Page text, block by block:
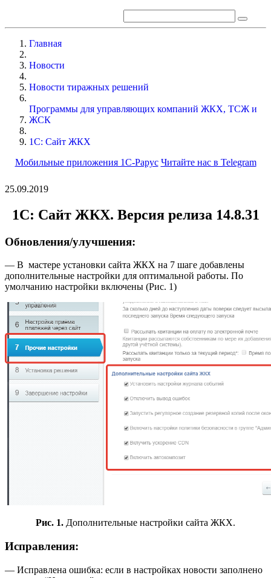
Главная
Новости
Новости тиражных решений
Программы для управляющих компаний ЖКХ, ТСЖ и
ЖСК
1С: Сайт ЖКХ
Мобильные приложения 1С-Рарус Читайте нас в Telegram
25.09.2019
1С: Сайт ЖКХ. Версия релиза 14.8.31
Обновления/улучшения:
— В мастере установки сайта ЖКХ на 7 шаге добавлены
дополнительные настройки для оптимальной работы. По
умолчанию настройки включены (Рис. 1)
Рис. 1. Дополнительные настройки сайта ЖКХ.
Исправления:
— Исправлена ошибка: если в настройках новости заполнено